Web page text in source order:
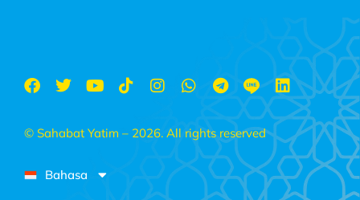
© Sahabat Yatim – 2026. All rights reserved
Bahasa